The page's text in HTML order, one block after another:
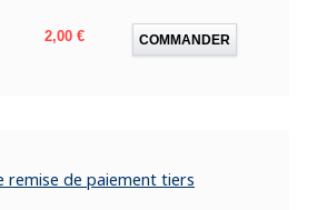
Prix
2,00 € COMMANDER
remise de paiement tiers